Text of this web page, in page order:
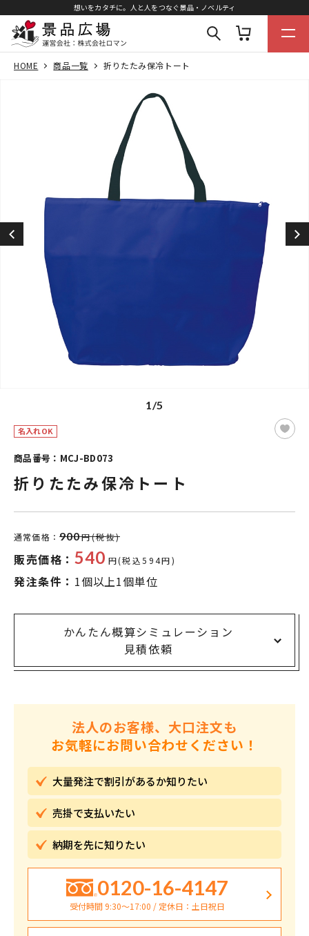
想いをカタチに。人と人をつなぐ景品・ノベルティ
HOME 商品一覧 折りたたみ保冷トート
1/5
名入れOK
商品番号：MCJ-BD073
折りたたみ保冷トート
通常価格： 900円(税抜)
販売価格： 540 円(税込594円)
発注条件： 1個以上1個単位
かんたん概算シミュレーション
見積依頼
法人のお客様、大口注文も
お気軽にお問い合わせください！
大量発注で割引があるか知りたい
売掛で支払いたい
納期を先に知りたい
0120-16-4147
受付時間 9:30〜17:00 / 定休日：土日祝日